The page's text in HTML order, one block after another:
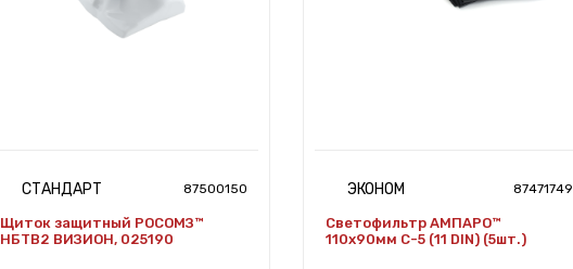
СТАНДАРТ 87500150
Щиток защитный РОСОМЗ™
НБТВ2 ВИЗИОН, 025190
ЭКОНОМ 87471749
Светофильтр АМПАРО™
110х90мм С-5 (11 DIN) (5шт.)